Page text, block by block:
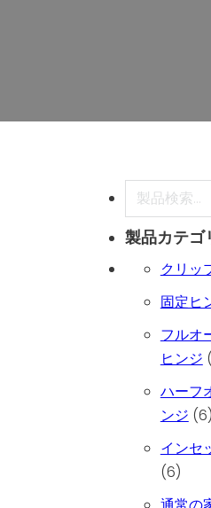
検索
製品カテゴ
クリッ
固定ヒ
フルオ
ヒンジ
ハーフ
ンジ 6
インセ
66個の